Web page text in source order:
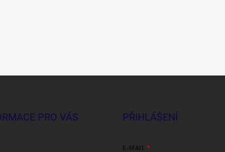
PRO VÁS PŘIHLÁŠENÍ
E-MAIL